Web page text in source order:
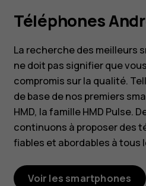
Téléphones
La recherche des meilleurs
ne doit pas signifier que
compromis sur la qualité.
de base de nos premiers
HMD, la famille HMD Pulse.
continuons à proposer des
fiables et abordables à tous
Voir les smartphones